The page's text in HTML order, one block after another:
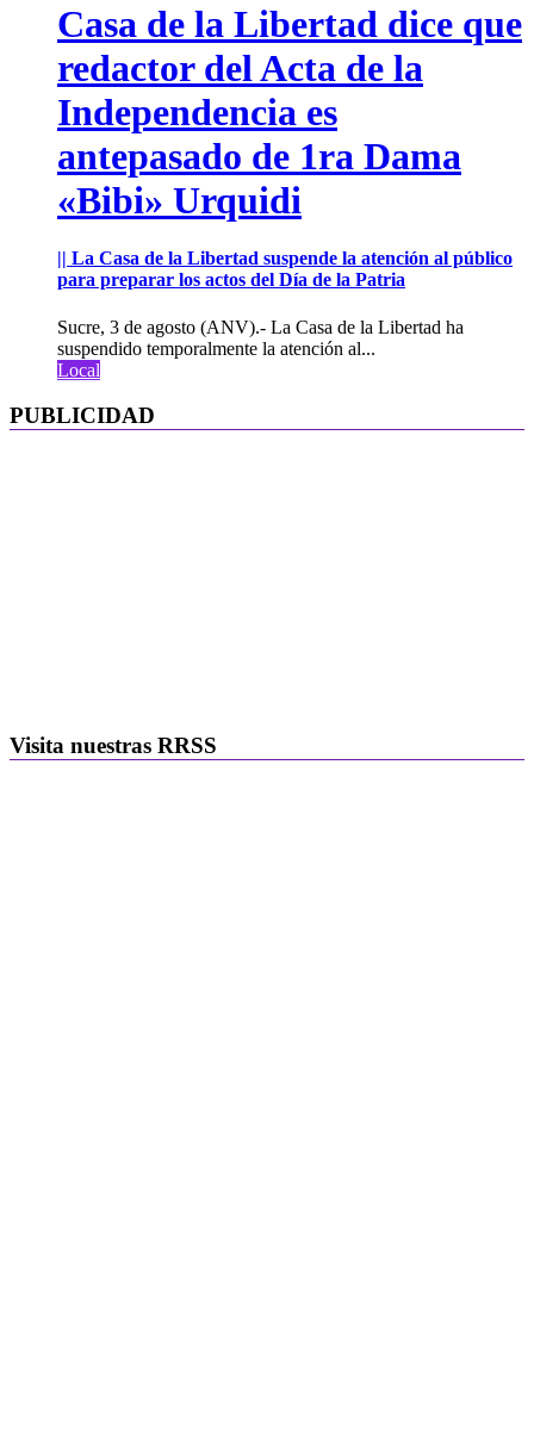
Casa de la Libertad dice que
redactor del Acta de la
Independencia es
antepasado de 1ra Dama
«Bibi» Urquidi
|| La Casa de la Libertad suspende la atención al público
para preparar los actos del Día de la Patria
Sucre, 3 de agosto (ANV).- La Casa de la Libertad ha
suspendido temporalmente la atención al...
Local
PUBLICIDAD
Visita nuestras RRSS